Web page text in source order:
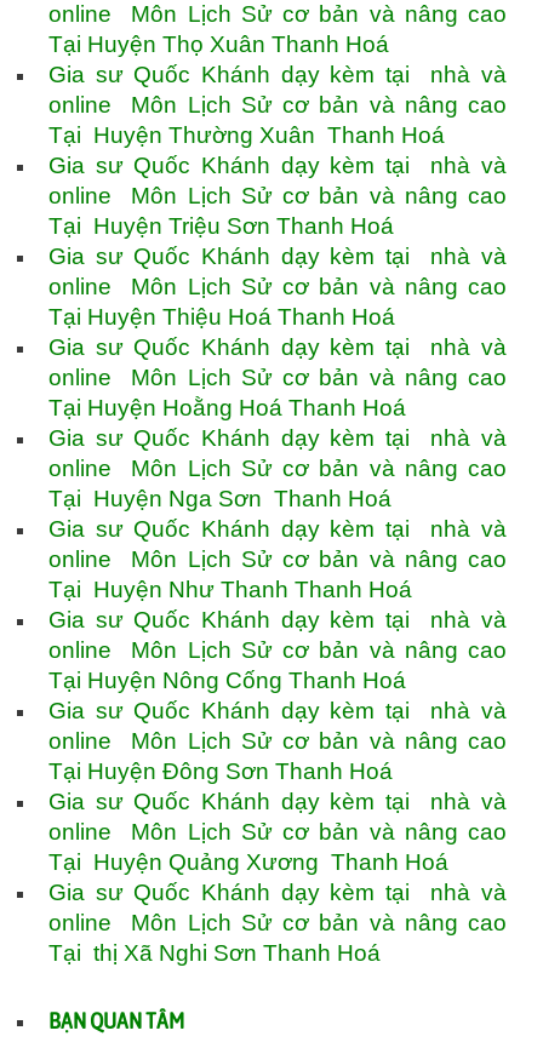
online Môn Lịch Sử cơ bản và nâng cao
Tại Huyện Thọ Xuân Thanh Hoá
Gia sư Quốc Khánh dạy kèm tại nhà và
online Môn Lịch Sử cơ bản và nâng cao
Tại Huyện Thường Xuân Thanh Hoá
Gia sư Quốc Khánh dạy kèm tại nhà và
online Môn Lịch Sử cơ bản và nâng cao
Tại Huyện Triệu Sơn Thanh Hoá
Gia sư Quốc Khánh dạy kèm tại nhà và
online Môn Lịch Sử cơ bản và nâng cao
Tại Huyện Thiệu Hoá Thanh Hoá
Gia sư Quốc Khánh dạy kèm tại nhà và
online Môn Lịch Sử cơ bản và nâng cao
Tại Huyện Hoằng Hoá Thanh Hoá
Gia sư Quốc Khánh dạy kèm tại nhà và
online Môn Lịch Sử cơ bản và nâng cao
Tại Huyện Nga Sơn Thanh Hoá
Gia sư Quốc Khánh dạy kèm tại nhà và
online Môn Lịch Sử cơ bản và nâng cao
Tại Huyện Như Thanh Thanh Hoá
Gia sư Quốc Khánh dạy kèm tại nhà và
online Môn Lịch Sử cơ bản và nâng cao
Tại Huyện Nông Cống Thanh Hoá
Gia sư Quốc Khánh dạy kèm tại nhà và
online Môn Lịch Sử cơ bản và nâng cao
Tại Huyện Đông Sơn Thanh Hoá
Gia sư Quốc Khánh dạy kèm tại nhà và
online Môn Lịch Sử cơ bản và nâng cao
Tại Huyện Quảng Xương Thanh Hoá
Gia sư Quốc Khánh dạy kèm tại nhà và
online Môn Lịch Sử cơ bản và nâng cao
Tại thị Xã Nghi Sơn Thanh Hoá
BẠN QUAN TÂM